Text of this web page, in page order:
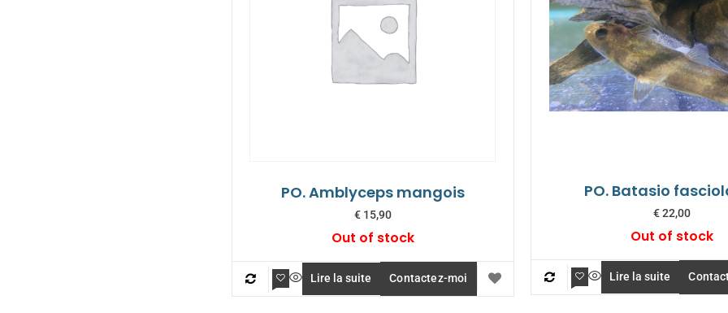
PO. Amblyceps mangois
€15,90
Out of stock
Lire la suite Contactez-moi
PO. Batasio
€22,00
Out of stock
Lire la suite